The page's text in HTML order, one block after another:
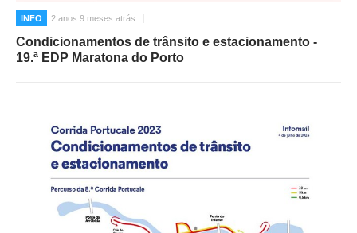
INFO 2 anos 9 meses atrás
Condicionamentos de trânsito e estacionamento -
19.ª EDP Maratona do Porto